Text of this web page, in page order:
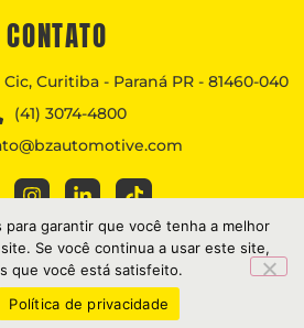
CONTATO
Curitiba - Paraná PR - 81460-040
(41) 3074-4800
PELOS SEUS FABRICANTES, SENDO
CATÁLOGO COMO REFERÊNCIA PARA OS
PRODUTOS.
RESERVADOS • BZ AUTOMOTIVE LTDA
para garantir que você tenha a melhor
Se você continua a usar este site,
que você está satisfeito.
Política de privacidade